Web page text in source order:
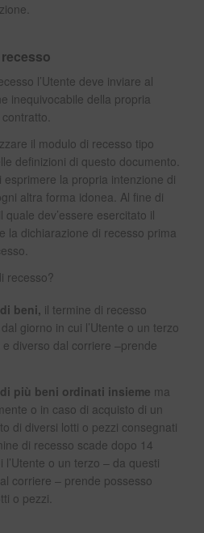
l’Utente deve inviare al
inequivocabile della propria
il modulo di recesso tipo
definizioni di questo documento.
esprimere la propria intenzione di
altra forma idonea. Al fine di
dev’essere esercitato il
la dichiarazione di recesso prima
recesso?
beni, il termine di recesso
giorno in cui l’Utente o un terzo
diverso dal corriere –prende
più beni ordinati insieme ma
o in caso di acquisto di un
di diversi lotti o pezzi consegnati
di recesso scade dopo 14
o un terzo – da questi
corriere – prende possesso
o pezzi.